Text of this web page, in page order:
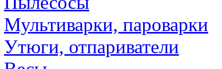
Мультиварки, пароварки
Утюги, отпариватели